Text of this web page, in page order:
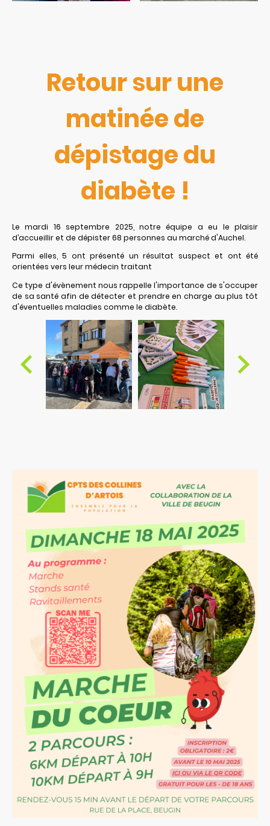
Retour sur une
matinée de
dépistage du
diabète !
Le mardi 16 septembre 2025, notre équipe a eu le plaisir
d’accueillir et de dépister 68 personnes au marché d'Auchel.
Parmi elles, 5 ont présenté un résultat suspect et ont été
orientées vers leur médecin traitant
Ce type d'évènement nous rappelle l'importance de s'occuper
de sa santé afin de détecter et prendre en charge au plus tôt
d'éventuelles maladies comme le diabète.